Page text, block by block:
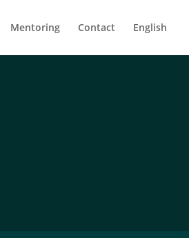
Mentoring Contact English